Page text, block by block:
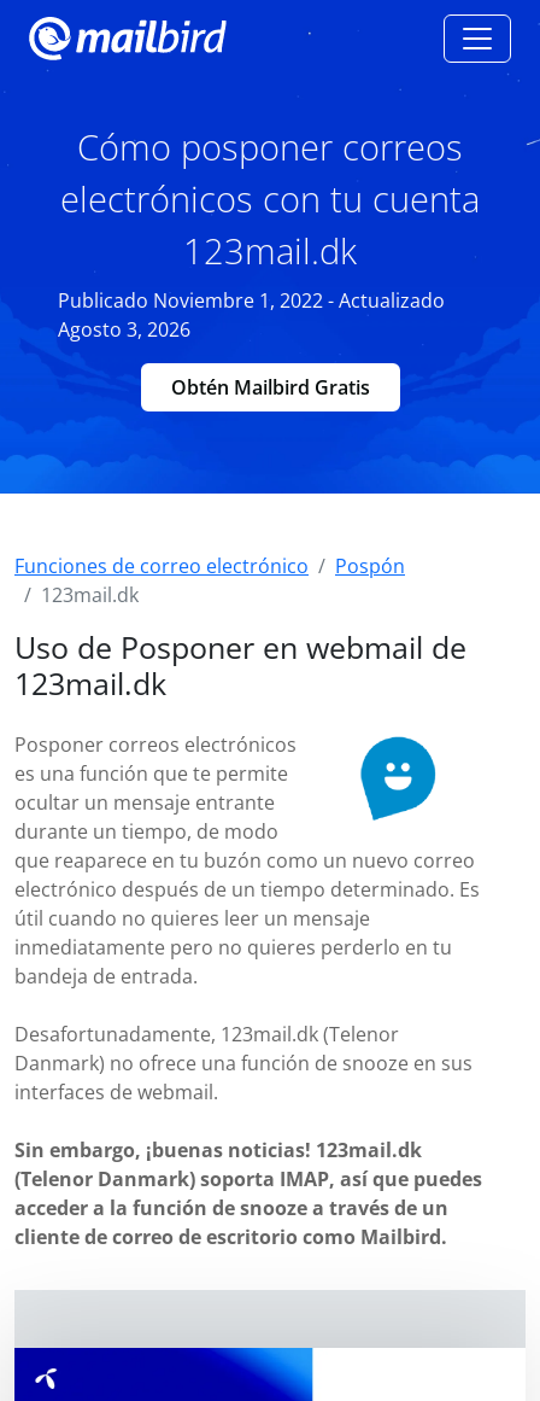
Cómo posponer correos
electrónicos con tu cuenta
123mail.dk
Publicado Noviembre 1, 2022 - Actualizado
Agosto 3, 2026
Obtén Mailbird Gratis
Funciones de correo electrónico
Pospón
123mail.dk
Uso de Posponer en webmail de
123mail.dk
Posponer correos electrónicos
es una función que te permite
ocultar un mensaje entrante
durante un tiempo, de modo
que reaparece en tu buzón como un nuevo correo
electrónico después de un tiempo determinado. Es
útil cuando no quieres leer un mensaje
inmediatamente pero no quieres perderlo en tu
bandeja de entrada.
Desafortunadamente, 123mail.dk (Telenor
Danmark) no ofrece una función de snooze en sus
interfaces de webmail.
Sin embargo, ¡buenas noticias! 123mail.dk
(Telenor Danmark) soporta IMAP, así que puedes
acceder a la función de snooze a través de un
cliente de correo de escritorio como Mailbird.